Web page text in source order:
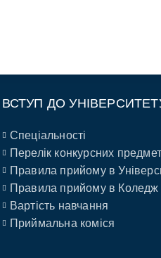
ВСТУП ДО
Спеціальності
Перелік конкурсних
Правила прийому в
Правила прийому в Коледж
Вартість навчання
Приймальна коміся